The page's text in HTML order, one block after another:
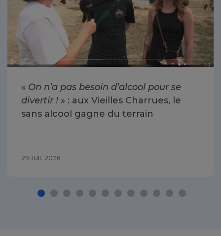
« On n’a pas besoin d’alcool pour se
divertir ! » : aux Vieilles Charrues, le
sans alcool gagne du terrain
29 JUIL 2026